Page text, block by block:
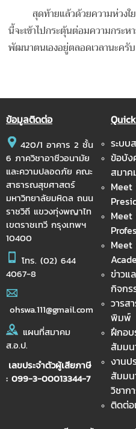
สุดท้ายแล้วด้วยความห่วงใย
นี้จะเข้าไปกระตุ้นต่อมความกระห
พัฒนาตนเองอยู่ตลอดเวลานะครับ
ข้อมูลติดต่อ
420/1 อาคาร 2 ชั้น
6 ภาควิชาอาชีวอนามัย
และความปลอดภัย คณะ
สาธารณสุขศาสตร์
มหาวิทยาลัยมหิดล ถนน
ราชวิถี แขวงทุ่งพญาไท
เขตราชเทวี กรุงเทพฯ
10400
โทร. (02) 644
4067-8
ohswa.111@gmail.com
แผนที่สมาคม
ส.อ.ป.
เลขประจำตัวผู้เสียภาษี
: 099-3-00013344-7
ระบบ
ข้อบัง
สมาค
ข่าวแ
กิจกร
วารส
พิมพ์
ฝึกอบ
สัมมน
งานป
สัมมน
วิชาก
ติดต่อ